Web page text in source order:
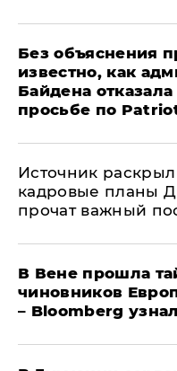
Без объяснения
известно, как
Байдена
просьбе по
​Источник
кадровые планы
прочат важный
В Вене прошла
чиновников
– Bloomberg